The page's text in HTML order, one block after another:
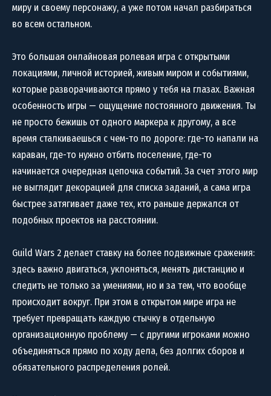
миру и своему персонажу, а уже потом начал разбираться
во всем остальном.
Это большая онлайновая ролевая игра с открытыми
локациями, личной историей, живым миром и событиями,
которые разворачиваются прямо у тебя на глазах. Важная
особенность игры — ощущение постоянного движения. Ты
не просто бежишь от одного маркера к другому, а все
время сталкиваешься с чем-то по дороге: где-то напали на
караван, где-то нужно отбить поселение, где-то
начинается очередная цепочка событий. За счет этого мир
не выглядит декорацией для списка заданий, а сама игра
быстрее затягивает даже тех, кто раньше держался от
подобных проектов на расстоянии.
Guild Wars 2 делает ставку на более подвижные сражения:
здесь важно двигаться, уклоняться, менять дистанцию и
следить не только за умениями, но и за тем, что вообще
происходит вокруг. При этом в открытом мире игра не
требует превращать каждую стычку в отдельную
организационную проблему — с другими игроками можно
объединяться прямо по ходу дела, без долгих сборов и
обязательного распределения ролей.